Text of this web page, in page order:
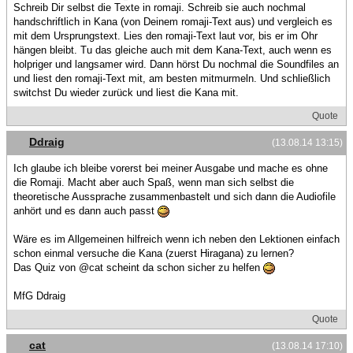
Schreib Dir selbst die Texte in romaji. Schreib sie auch nochmal
handschriftlich in Kana (von Deinem romaji-Text aus) und vergleich es
mit dem Ursprungstext. Lies den romaji-Text laut vor, bis er im Ohr
hängen bleibt. Tu das gleiche auch mit dem Kana-Text, auch wenn es
holpriger und langsamer wird. Dann hörst Du nochmal die Soundfiles an
und liest den romaji-Text mit, am besten mitmurmeln. Und schließlich
switchst Du wieder zurück und liest die Kana mit.
Quote
(13.08.14 13:15)
Ddraig
Ich glaube ich bleibe vorerst bei meiner Ausgabe und mache es ohne
die Romaji. Macht aber auch Spaß, wenn man sich selbst die
theoretische Aussprache zusammenbastelt und sich dann die Audiofile
anhört und es dann auch passt
Wäre es im Allgemeinen hilfreich wenn ich neben den Lektionen einfach
schon einmal versuche die Kana (zuerst Hiragana) zu lernen?
Das Quiz von @cat scheint da schon sicher zu helfen
MfG Ddraig
Quote
(13.08.14 17:10)
cat